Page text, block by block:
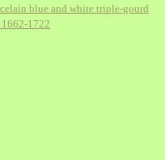
blue and white triple-gourd
1722